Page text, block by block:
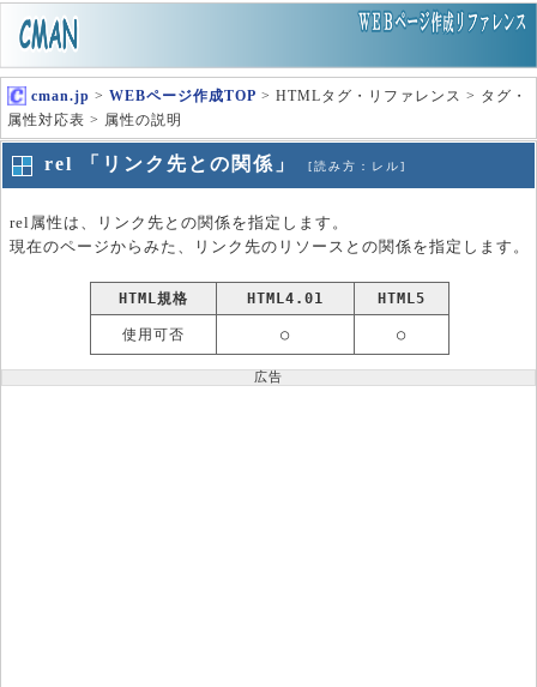
cman.jp > WEBページ作成TOP > HTMLタグ・リファレンス > タグ・
属性対応表 > 属性の説明
rel 「リンク先との関係」 [読み方：レル]
rel属性は、リンク先との関係を指定します。
現在のページからみた、リンク先のリソースとの関係を指定します。
HTML規格 HTML4.01 HTML5
使用可否 ○ ○
広告